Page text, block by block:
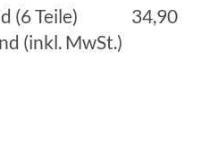
(6 Teile) 34,90
(inkl. MwSt.)